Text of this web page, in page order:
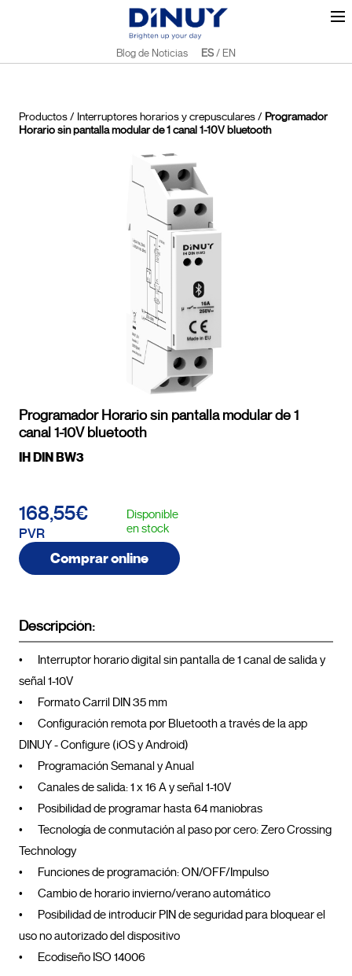
Blog de Noticias ES/ EN
Productos/ Interruptores horarios y crepusculares/ Programador
Horario sin pantalla modular de 1 canal 1-10V bluetooth
Programador Horario sin pantalla modular de 1
canal 1-10V bluetooth
IH DIN BW3
168,55€
PVR
Disponible
en stock
Comprar online
Descripción:
•	Interruptor horario digital sin pantalla de 1 canal de salida y
señal 1-10V
•	Formato Carril DIN 35 mm
•	Configuración remota por Bluetooth a través de la app
DINUY - Configure (iOS y Android)
•	Programación Semanal y Anual
•	Canales de salida: 1 x 16 A y señal 1-10V
•	Posibilidad de programar hasta 64 maniobras
•	Tecnología de conmutación al paso por cero: Zero Crossing
Technology
•	Funciones de programación: ON/OFF/Impulso
•	Cambio de horario invierno/verano automático
•	Posibilidad de introducir PIN de seguridad para bloquear el
uso no autorizado del dispositivo